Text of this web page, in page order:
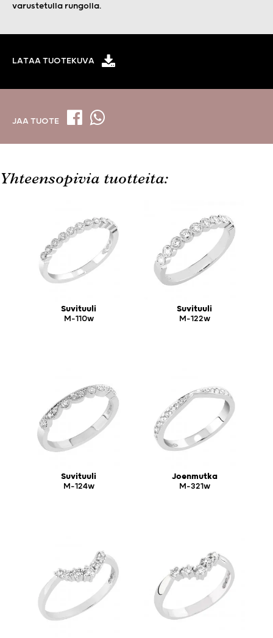
varustetulla rungolla.
LATAA TUOTEKUVA
JAA TUOTE
Yhteensopivia tuotteita:
Suvituuli
M-110w
Suvituuli
M-122w
Suvituuli
M-124w
Joenmutka
M-321w